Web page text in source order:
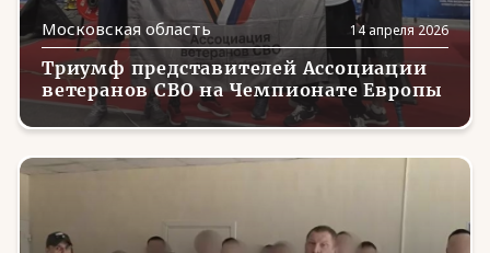
Московская область 14 апреля 2026
Триумф представителей Ассоциации
ветеранов СВО на Чемпионате Европы